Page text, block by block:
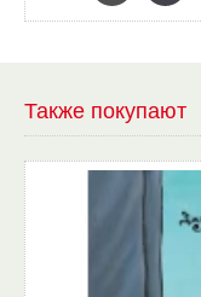
Также покупают